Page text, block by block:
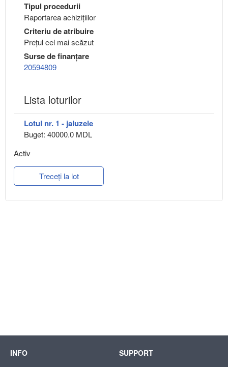
Tipul procedurii
Raportarea achizițiilor
Criteriu de atribuire
Preţul cel mai scăzut
Surse de finanțare
20594809
Lista loturilor
Lotul nr. 1 - jaluzele
Buget: 40000.0 MDL
Activ
Treceți la lot
INFO SUPPORT